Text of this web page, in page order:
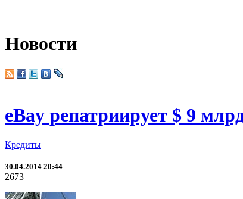
Новости
eBay репатриирует $ 9
Кредиты
30.04.2014 20:44
2673